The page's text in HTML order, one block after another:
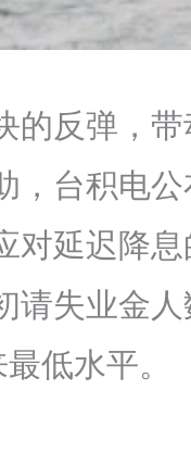
的反弹，
，台积电
对延迟降
请失业金
低水平。